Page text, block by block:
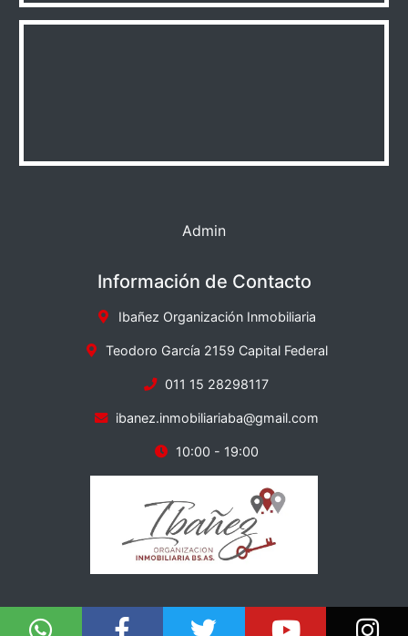
Admin
Información de Contacto
Ibañez Organización Inmobiliaria
Teodoro García 2159 Capital Federal
011 15 28298117
ibanez.inmobiliariaba@gmail.com
10:00 - 19:00